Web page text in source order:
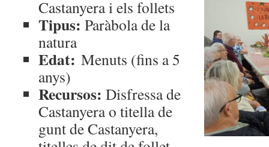
Castanyera i els follets
Tipus: Paràbola de la
natura
Edat: Menuts (fins a 5
anys)
Recursos: Disfressa de
Castanyera o titella de
gunt de Castanyera,